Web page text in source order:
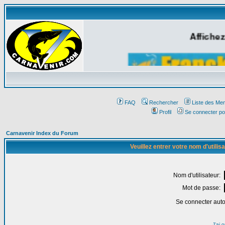
FAQ Rechercher
Liste des
Profil
Se connecter
Carnavenir Index du Forum
Veuillez entrer votre nom
Nom d'utilisateur:
Mot de passe:
Se connecter